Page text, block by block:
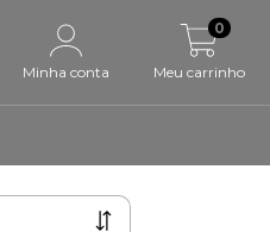
Minha conta Meu carrinho
0